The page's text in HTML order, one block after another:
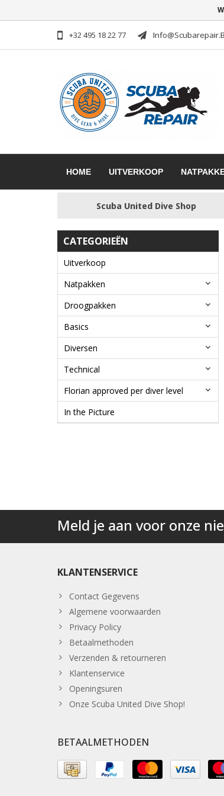
+32 495 18 22 77
HOME UITVERKOOP
Scuba United Dive Shop
CATEGORIEËN
Uitverkoop
Natpakken
Droogpakken
Basics
Diversen
Technical
Florian approved per diver level
In the Picture
Meld je aan voor onze
KLANTENSERVICE
Contact Gegevens
Algemene voorwaarden
Privacy Policy
Betaalmethoden
Verzenden & retourneren
Klantenservice
Openingsuren
Onze Scuba United Dive Shop!
BETAALMETHODEN